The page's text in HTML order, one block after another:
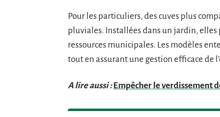
Pour les particuliers, des cuves plus
pluviales. Installées dans un jardin, elles
ressources municipales. Les modèles
tout en assurant une gestion efficace de
A lire aussi : Empêcher le verdissement